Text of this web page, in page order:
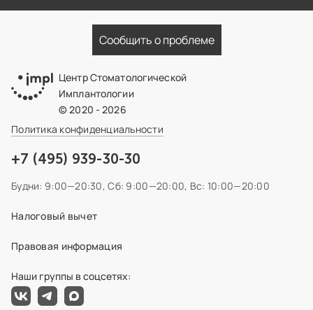
Сообщить о проблеме
Центр Стоматологической
Имплантологии
© 2020 - 2026
Политика конфиденциальности
+7 (495) 939-30-30
Будни: 9:00—20:30, Сб: 9:00—20:00, Вс: 10:00—20:00
Налоговый вычет
Наши группы в соцсетях:
Правовая информация